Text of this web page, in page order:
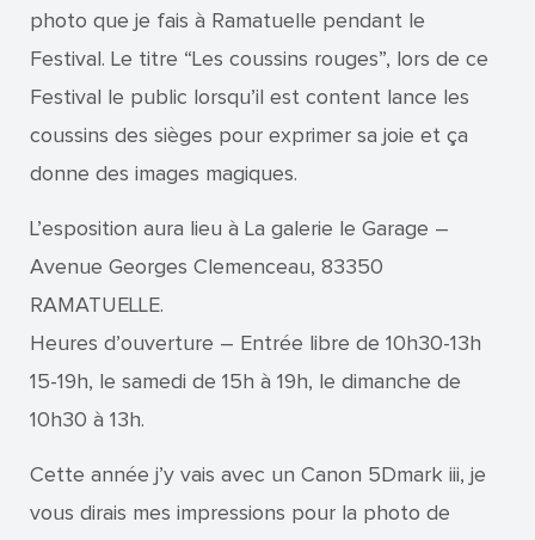
photo que je fais à Ramatuelle pendant le
Festival. Le titre “Les coussins rouges”, lors de ce
Festival le public lorsqu’il est content lance les
coussins des sièges pour exprimer sa joie et ça
donne des images magiques.
L’esposition aura lieu à La galerie le Garage –
Avenue Georges Clemenceau, 83350
RAMATUELLE.
Heures d’ouverture – Entrée libre de 10h30-13h
15-19h, le samedi de 15h à 19h, le dimanche de
10h30 à 13h.
Cette année j’y vais avec un Canon 5Dmark iii, je
vous dirais mes impressions pour la photo de